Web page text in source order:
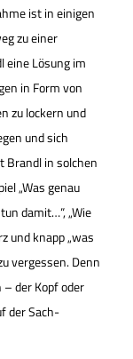
ist in einigen
zu einer
eine Lösung im
in Form von
zu lockern und
und sich
Brandl in solchen
„Was genau
damit…“, „Wie
und knapp „was
vergessen. Denn
der Kopf oder
der Sach-